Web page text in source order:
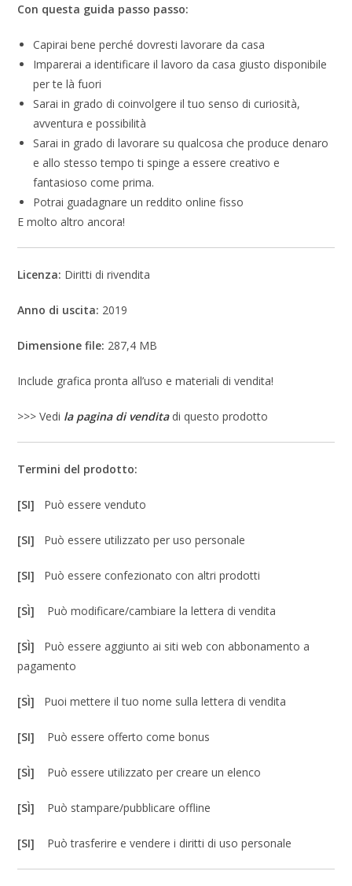
Con questa guida passo passo:
Capirai bene perché dovresti lavorare da casa
Imparerai a identificare il lavoro da casa giusto disponibile
per te là fuori
Sarai in grado di coinvolgere il tuo senso di curiosità,
avventura e possibilità
Sarai in grado di lavorare su qualcosa che produce denaro
e allo stesso tempo ti spinge a essere creativo e
fantasioso come prima.
Potrai guadagnare un reddito online fisso
E molto altro ancora!
Licenza: Diritti di rivendita
Anno di uscita: 2019
Dimensione file: 287,4 MB
Include grafica pronta all’uso e materiali di vendita!
>>> Vedi la pagina di venditadi questo prodotto
Termini del prodotto:
[SI] Può essere venduto
[SI] Può essere utilizzato per uso personale
[SI] Può essere confezionato con altri prodotti
[SÌ] Può modificare/cambiare la lettera di vendita
[SÌ] Può essere aggiunto ai siti web con abbonamento a
pagamento
[SÌ] Puoi mettere il tuo nome sulla lettera di vendita
[SI] Può essere offerto come bonus
[SÌ] Può essere utilizzato per creare un elenco
[SÌ] Può stampare/pubblicare offline
[SI] Può trasferire e vendere i diritti di uso personale